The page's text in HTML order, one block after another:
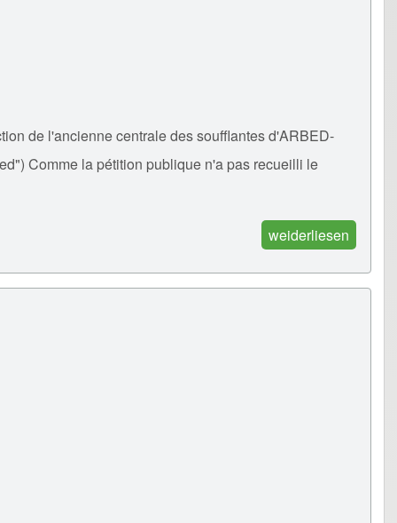
de l'ancienne centrale des soufflantes d'ARBED-
Comme la pétition publique n'a pas recueilli le
weiderliesen